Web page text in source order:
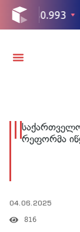
რეფორმა
04.06.2025
816